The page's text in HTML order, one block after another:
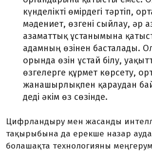
күнделікті өмірдегі тәртіп,
мәдениет, өзгені сыйлау, әр
азаматтық ұстанымына
адамның өзінен басталады.
орында өзін ұстай білу,
өзгелерге құрмет көрсету,
жанашырлықпен қараудан
деді әкім өз сөзінде.
Цифрландыру мен жасанды
тақырыбына да ерекше назар
болашақта технологияны